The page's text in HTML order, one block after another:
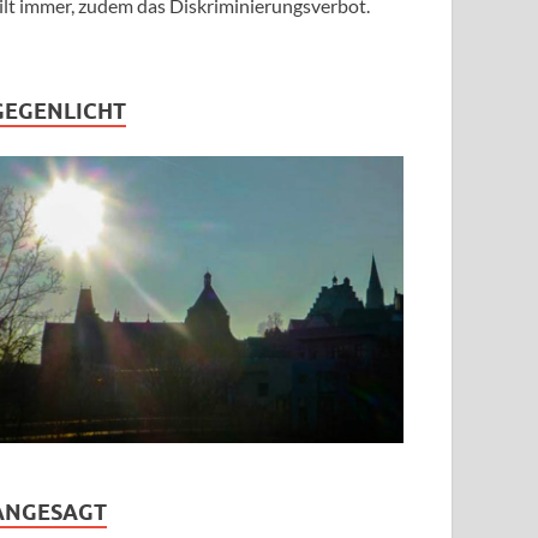
immer, zudem das Diskriminierungsverbot.